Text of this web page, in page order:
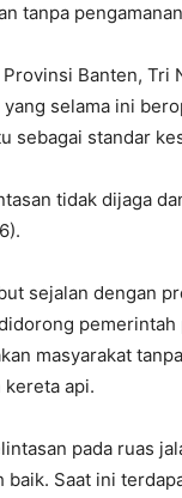
tanpa
Banten,
selama ini
sebagai standar
tidak dijaga
sejalan dengan
masyarakat
kereta api.
pada ruas
Saat ini